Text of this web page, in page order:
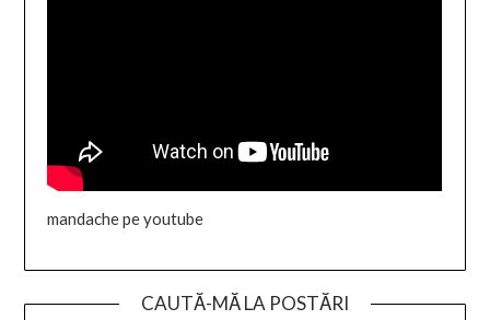
mandache pe youtube
CAUTĂ-MĂ LA POSTĂRI